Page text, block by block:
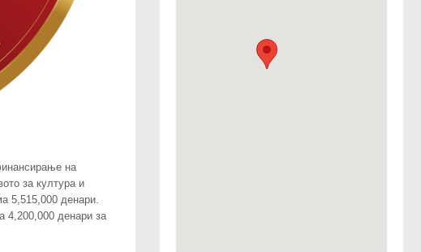
на
за култура и
5,515,000 денари.
4,200,000 денари за